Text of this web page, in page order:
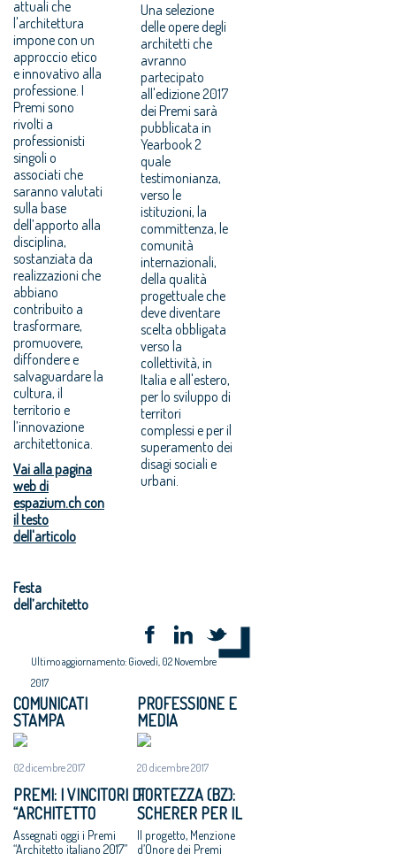
attuali che
l'architettura
impone con un
approccio etico
e innovativo alla
professione. I
Premi sono
rivolti a
professionisti
singoli o
associati che
saranno valutati
sulla base
dell’apporto alla
disciplina,
sostanziata da
realizzazioni che
abbiano
contribuito a
trasformare,
promuovere,
diffondere e
salvaguardare la
cultura, il
territorio e
l’innovazione
architettonica.
Vai alla pagina
web di
espazium.ch con
il testo
dell'articolo
Festa
dell’architetto
Una selezione
delle opere degli
architetti che
avranno
partecipato
all'edizione 2017
dei Premi sarà
pubblicata in
Yearbook 2
quale
testimonianza,
verso le
istituzioni, la
committenza, le
comunità
internazionali,
della qualità
progettuale che
deve diventare
scelta obbligata
verso la
collettività, in
Italia e all'estero,
per lo sviluppo di
territori
complessi e per il
superamento dei
disagi sociali e
urbani.
Ultimo aggiornamento: Giovedì, 02 Novembre
2017
COMUNICATI
STAMPA
02 dicembre 2017
PREMI: I VINCITORI DI
“ARCHITETTO
ITALIANO 2017” E
“GIOVANE TALENTO
Assegnati oggi i Premi
“Architetto italiano 2017”
PROFESSIONE E
MEDIA
20 dicembre 2017
FORTEZZA (BZ):
SCHERER PER IL
RECUPERO DEL
CORPO C DEL
Il progetto, Menzione
d’Onore dei Premi